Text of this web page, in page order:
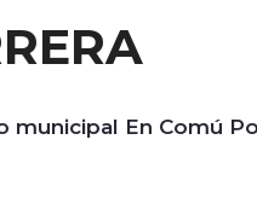
municipal En Comú